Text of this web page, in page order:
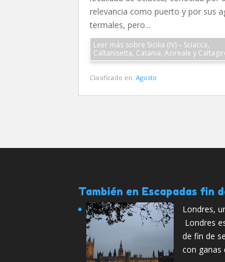
relevancia como puerto y por sus
termales, pero...
Leer más sobre Sicilia (IV) – Sciacca,
Caltanisetta, Catania, Acireale y
Clasificado en:Agosto
También en Escapadas fin
Londres,
Londres
de fin de
con ganas